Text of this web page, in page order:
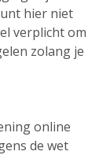
hier niet
verplicht om
zolang je
online
de wet